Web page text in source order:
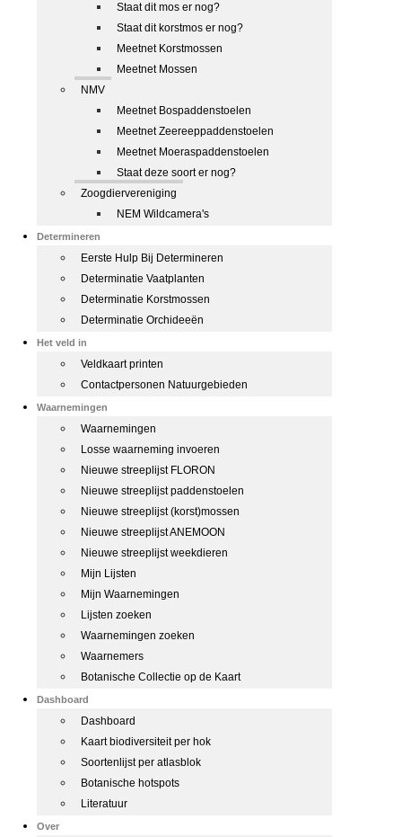
Staat dit mos er nog?
Staat dit korstmos er nog?
Meetnet Korstmossen
Meetnet Mossen
NMV
Meetnet Bospaddenstoelen
Meetnet Zeereeppaddenstoelen
Meetnet Moeraspaddenstoelen
Staat deze soort er nog?
Zoogdiervereniging
NEM Wildcamera's
Determineren
Eerste Hulp Bij Determineren
Determinatie Vaatplanten
Determinatie Korstmossen
Determinatie Orchideeën
Het veld in
Veldkaart printen
Contactpersonen Natuurgebieden
Waarnemingen
Waarnemingen
Losse waarneming invoeren
Nieuwe streeplijst FLORON
Nieuwe streeplijst paddenstoelen
Nieuwe streeplijst (korst)mossen
Nieuwe streeplijst ANEMOON
Nieuwe streeplijst weekdieren
Mijn Lijsten
Mijn Waarnemingen
Lijsten zoeken
Waarnemingen zoeken
Waarnemers
Botanische Collectie op de Kaart
Dashboard
Dashboard
Kaart biodiversiteit per hok
Soortenlijst per atlasblok
Botanische hotspots
Literatuur
Over